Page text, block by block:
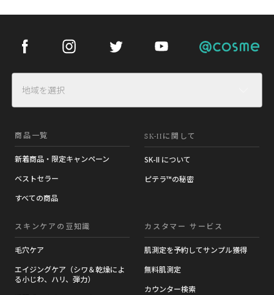
Facebook Instagram Twitter Youtube Cosme
地域を選択
商品一覧
新着商品・限定キャンペーン
ベストセラー
すべての商品
SK-IIに関して
SK-II について
ピテラ™の秘密
スキンケアの豆知識​
毛穴ケア
エイジングケア（シワ＆乾燥によ
る小じわ、ハリ、弾力）
カスタマー サービス
肌測定を予約してサンプル獲得
無料肌測定
カウンター検索